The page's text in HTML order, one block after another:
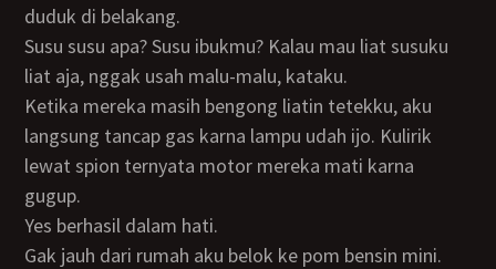
duduk di belakang.
Susu susu apa? Susu ibukmu? Kalau mau liat susuku
liat aja, nggak usah malu-malu, kataku.
Ketika mereka masih bengong liatin tetekku, aku
langsung tancap gas karna lampu udah ijo. Kulirik
lewat spion ternyata motor mereka mati karna
gugup.
Yes berhasil dalam hati.
Gak jauh dari rumah aku belok ke pom bensin mini.